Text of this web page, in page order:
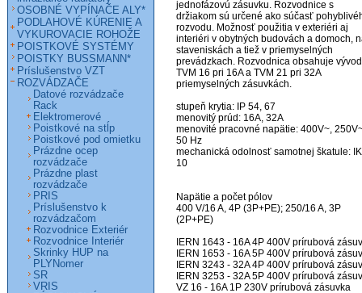
jednofázovú zásuvku. Rozvodnice s
držiakom sú určené ako súčasť
rozvodu. Možnosť použitia v exteriéri aj
interiéri v obytných budovách a domoch,
staveniskách a tiež v priemyselných
prevádzkach. Rozvodnica obsahuje
TVM 16 pri 16A a TVM 21 pri 32A
priemyselných zásuvkách.
stupeň krytia: IP 54, 67
menovitý prúd: 16A, 32A
menovité pracovné napätie: 400V~,
50 Hz
mechanická odolnosť samotnej škatule: IK
10
Napätie a počet pólov
400 V/16 A, 4P (3P+PE); 250/16 A, 3P
(2P+PE)
IERN 1643 - 16A 4P 400V prírubová
IERN 1653 - 16A 5P 400V prírubová
IERN 3243 - 32A 4P 400V prírubová
IERN 3253 - 32A 5P 400V prírubová
VZ 16 - 16A 1P 230V prírubová zásuvka
OSOBNÉ VYPÍNAČE ALY*
PODLAHOVÉ KÚRENIE A
VYKUROVACIE ROHOŽE
POISTKOVÉ SYSTÉMY
POISTKY BUSSMANN*
Príslušenstvo VZT
ROZVÁDZAČE
Datové rozvádzače
Rack
Elektromerové
Poistkové na stĺp
Poistkové pod omietku
Prázdne ocep
rozvádzače
Prázdne plast
rozvádzače
PRIS
Príslušenstvo k
rozvádzačom
Rozvodnice Exteriér
Rozvodnice Interiér
Skrinky HUP na
PLYNomer
SR
VRIS